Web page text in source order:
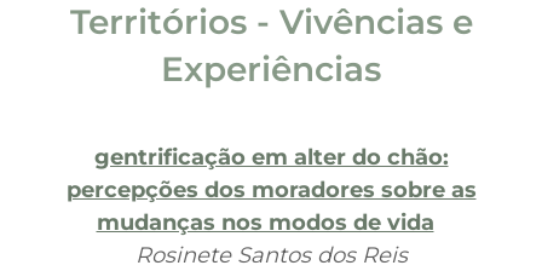
Territórios - Vivências e
Experiências
gentrificação em alter do chão:
percepções dos moradores sobre as
mudanças nos modos de vida
Rosinete Santos dos Reis